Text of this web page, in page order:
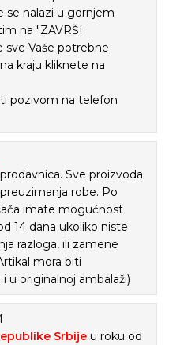
se nalazi u gornjem
na "ZAVRŠI
sve Vaše potrebne
kraju kliknete na
pozivom na telefon
Sve proizvoda
robe. Po
imate mogućnost
14 dana ukoliko niste
razloga, ili zamene
mora biti
u originalnoj ambalaži)
Srbije u roku od